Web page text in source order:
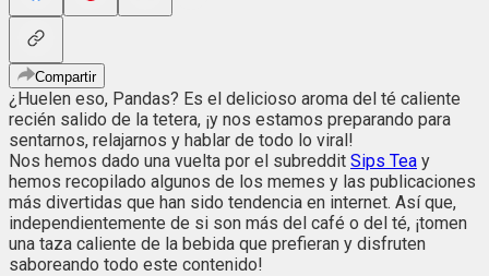
Compartir
¿Huelen eso, Pandas? Es el delicioso aroma del té caliente
recién salido de la tetera, ¡y nos estamos preparando para
sentarnos, relajarnos y hablar de todo lo viral!
Nos hemos dado una vuelta por el subreddit Sips Tea y
hemos recopilado algunos de los memes y las publicaciones
más divertidas que han sido tendencia en internet. Así que,
independientemente de si son más del café o del té, ¡tomen
una taza caliente de la bebida que prefieran y disfruten
saboreando todo este contenido!